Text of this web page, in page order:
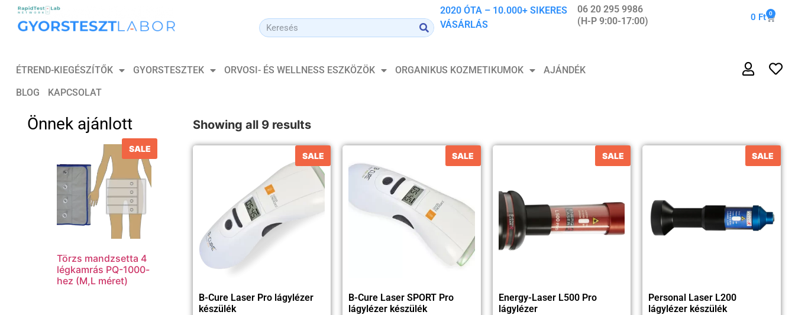
2020 ÓTA – 10.000+ SIKERES
VÁSÁRLÁS
06 20 295 9986
(H-P 9:00-17:00)
0 Ft 0
ÉTREND-KIEGÉSZÍTŐK GYORSTESZTEK ORVOSI- ÉS WELLNESS ESZKÖZÖK ORGANIKUS KOZMETIKUMOK
AJÁNDÉK
BLOG
KAPCSOLAT
Önnek ajánlott
SALE
Törzs mandzsetta 4
légkamrás PQ-1000-
hez (M,L méret)
Showing all 9 results
SALE
B-Cure Laser Pro lágylézer
készülék
SALE
B-Cure Laser SPORT Pro
lágylézer készülék
SALE
Energy-Laser L500 Pro
lágylézer
SALE
Personal Laser L200
lágylézer készülék